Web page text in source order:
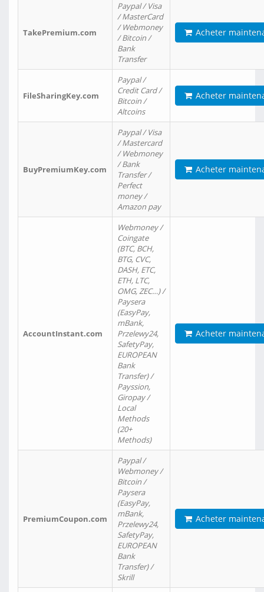
TakePremium.com
Paypal / Visa
/ MasterCard
/ Webmoney
/ Bitcoin /
Bank
Transfer
Acheter
FileSharingKey.com
Paypal /
Credit Card /
Bitcoin /
Altcoins
Acheter
BuyPremiumKey.com
Paypal / Visa
/ Mastercard
/ Webmoney
/ Bank
Transfer /
Perfect
money /
Amazon pay
Acheter
AccountInstant.com
Webmoney /
Coingate
(BTC, BCH,
BTG, CVC,
DASH, ETC,
ETH, LTC,
OMG, ZEC…) /
Paysera
(EasyPay,
mBank,
Przelewy24,
SafetyPay,
EUROPEAN
Bank
Transfer) /
Payssion,
Giropay /
Local
Methods
(20+
Methods)
Acheter
PremiumCoupon.com
Paypal /
Webmoney /
Bitcoin /
Paysera
(EasyPay,
mBank,
Przelewy24,
SafetyPay,
EUROPEAN
Bank
Transfer) /
Skrill
Acheter